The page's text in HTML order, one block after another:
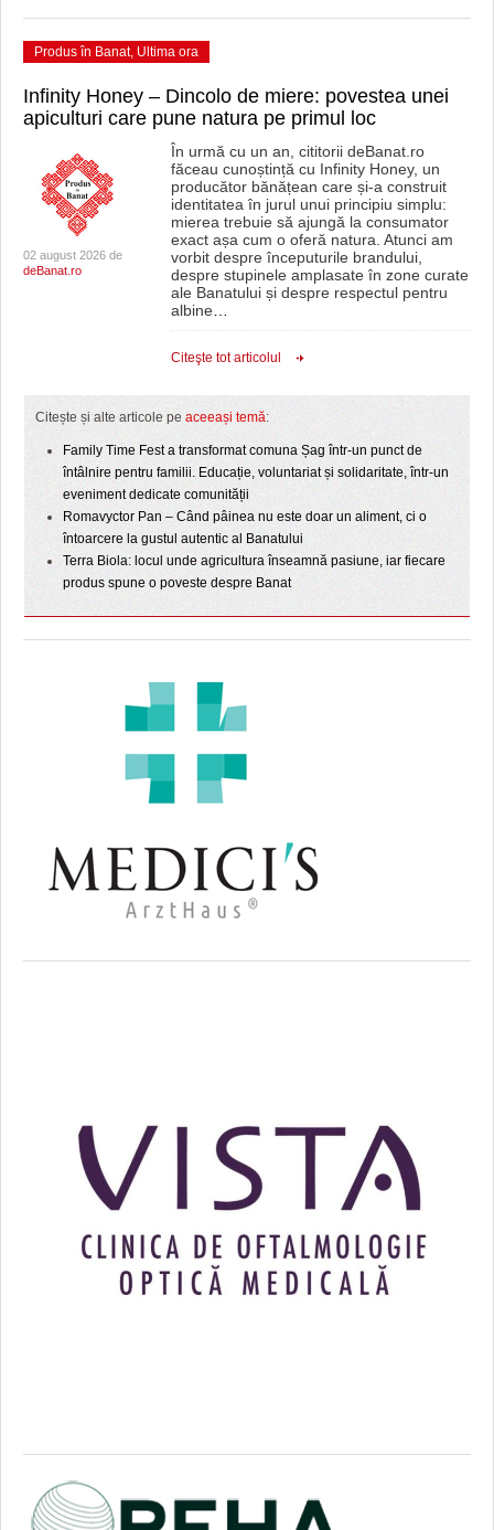
Produs în Banat, Ultima ora
Infinity Honey – Dincolo de miere: povestea unei
apiculturi care pune natura pe primul loc
02 august 2026 de
deBanat.ro
În urmă cu un an, cititorii deBanat.ro
făceau cunoștință cu Infinity Honey, un
producător bănățean care și-a construit
identitatea în jurul unui principiu simplu:
mierea trebuie să ajungă la consumator
exact așa cum o oferă natura. Atunci am
vorbit despre începuturile brandului,
despre stupinele amplasate în zone curate
ale Banatului și despre respectul pentru
albine…
Citeşte tot articolul
Citește și alte articole pe aceeași temă:
Family Time Fest a transformat comuna Șag într-un punct de
întâlnire pentru familii. Educație, voluntariat și solidaritate, într-un
eveniment dedicate comunității
Romavyctor Pan – Când pâinea nu este doar un aliment, ci o
întoarcere la gustul autentic al Banatului
Terra Biola: locul unde agricultura înseamnă pasiune, iar fiecare
produs spune o poveste despre Banat